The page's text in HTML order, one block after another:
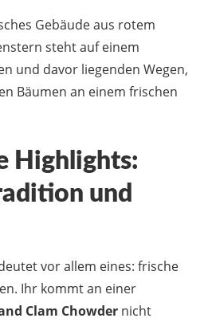
Highlights:
und
vor allem eines: frische
Ihr kommt an einer
Clam Chowder nicht